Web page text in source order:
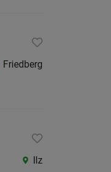
Friedberg
Ilz